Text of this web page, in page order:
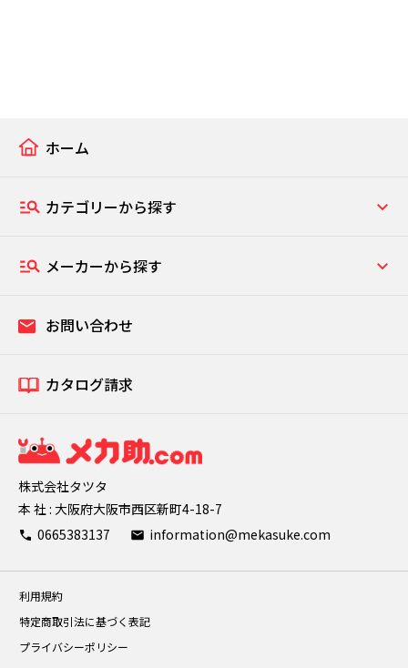
株式会社タツタ
本 社 : 大阪府大阪市西区新町4-18-7
0665383137
information@mekasuke.com
ホーム
カテゴリーから探す
メーカーから探す
お問い合わせ
カタログ請求
利用規約
特定商取引法に基づく表記
プライバシーポリシー